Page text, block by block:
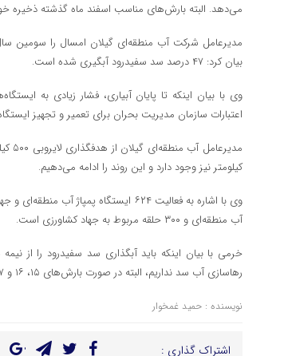
می‌دهد. البته بارش‌های مناسب اسفند ماه گذشته ذخیره
مدیرعامل شرکت آب منطقه‌ای گیلان امسال را سومین
بیان کرد: ۴۷ درصد سد سفیدرود آبگیری شده است.
وی با بیان اینکه تا پایان آبیاری، فشار زیادی به
اعتبارات سازمان مدیریت بحران برای تعمیر و تجهیز
کیلومتر نیز وجود دارد و این روند را ادامه می‌دهیم.
آب منطقه‌ای و ۳۰۰ حلقه مربوط به جهاد کشاورزی است.
خرمی با بیان اینکه باید آبگذاری سد سفیدرود را از
رهاسازی آب سد نداریم، البته در صورت بارش‌های ۱۵، ۱۶ و ۱۷ اردیبهشت ماه آبگذاری با تاخیر انجام می‌شود.
نویسنده : حمید غمخوار
اشتراک گذاری :